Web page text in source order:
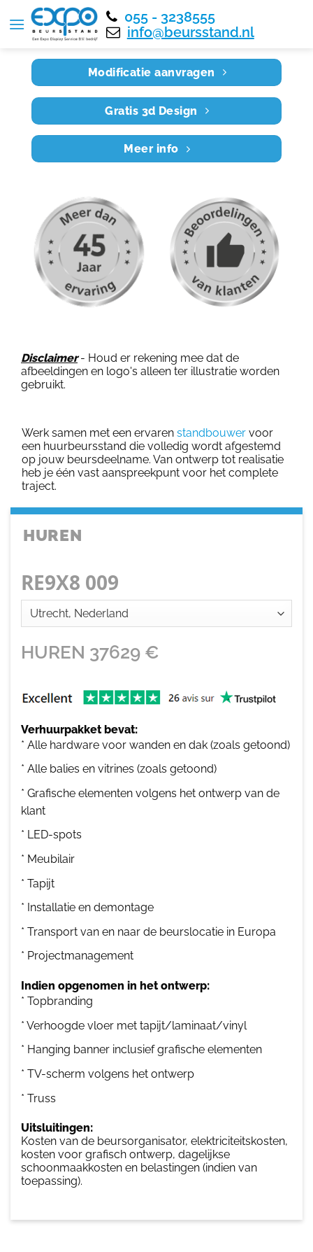
055 - 3238555
info@beursstand.nl
Home RE9X8 009
Modificatie aanvragen
Gratis 3d Design
Meer info
Disclaimer- Houd er rekening mee dat de
afbeeldingen en logo's alleen ter illustratie worden
gebruikt.
Werk samen met een ervaren standbouwer voor
een huurbeursstand die volledig wordt afgestemd
op jouw beursdeelname. Van ontwerp tot realisatie
heb je één vast aanspreekpunt voor het complete
traject.
HUREN
RE9X8 009
HUREN 37629 €
Verhuurpakket bevat:
* Alle hardware voor wanden en dak (zoals getoond)
* Alle balies en vitrines (zoals getoond)
* Grafische elementen volgens het ontwerp van de
klant
* LED-spots
* Meubilair
* Tapijt
* Installatie en demontage
* Transport van en naar de beurslocatie in Europa
* Projectmanagement
Indien opgenomen in het ontwerp:
* Topbranding
* Verhoogde vloer met tapijt/laminaat/vinyl
* Hanging banner inclusief grafische elementen
* TV-scherm volgens het ontwerp
* Truss
Uitsluitingen:
Kosten van de beursorganisator, elektriciteitskosten,
kosten voor grafisch ontwerp, dagelijkse
schoonmaakkosten en belastingen (indien van
toepassing).